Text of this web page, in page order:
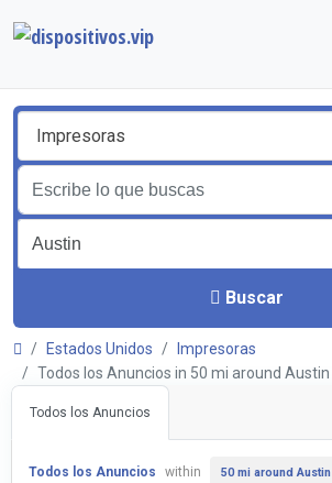
Impresoras
Buscar
Estados Unidos
Impresoras
Todos los Anuncios in 50 mi around Austin
Todos los Anuncios
Todos los Anuncios within 50 mi around Austin